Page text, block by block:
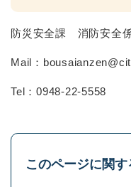
防災安全課 消防安全
Mail：
Tel：0948-22-5558
このページに関